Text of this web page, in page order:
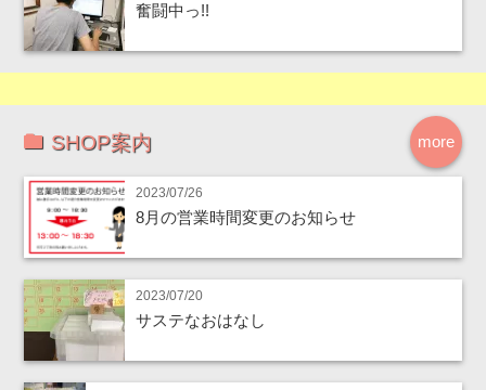
奮闘中っ!!
more
SHOP案内
2023/07/26
8月の営業時間変更のお知らせ
2023/07/20
サステなおはなし